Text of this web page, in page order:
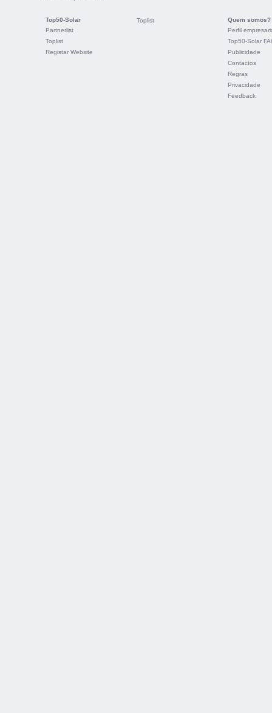
Top50-Solar
Partnerlist
Toplist
Registar Website
Toplist
Quem somos?
Perfil
Top50-Solar
Publicidade
Contactos
Regras
Privacidade
Feedback